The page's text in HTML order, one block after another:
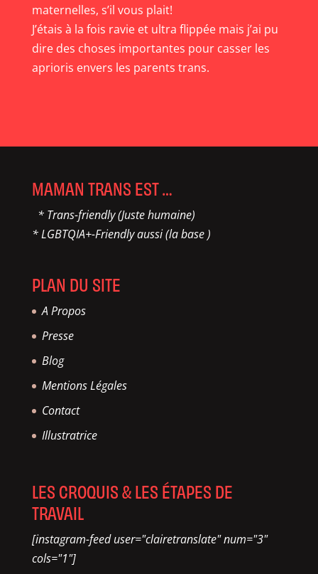
maternelles, s’il vous plait!
J’étais à la fois ravie et ultra flippée mais j’ai pu
dire des choses importantes pour casser les
aprioris envers les parents trans.
MAMAN TRANS EST …
* Trans-friendly (Juste humaine)
* LGBTQIA+-Friendly aussi (la base )
PLAN DU SITE
A Propos
Presse
Blog
Mentions Légales
Contact
Illustratrice
LES CROQUIS & LES ÉTAPES DE
TRAVAIL
[instagram-feed user="clairetranslate" num="3"
cols="1"]